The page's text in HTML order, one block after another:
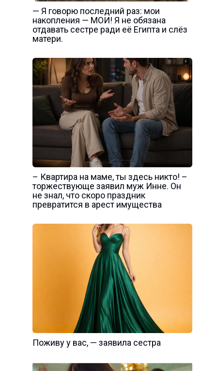
— Я говорю последний раз: мои
накопления — МОИ! Я не обязана
отдавать сестре ради её Египта и слёз
матери.
– Квартира на маме, ты здесь никто! –
торжествующе заявил муж Инне. Он
не знал, что скоро праздник
превратится в арест имущества
Поживу у вас, — заявила сестра